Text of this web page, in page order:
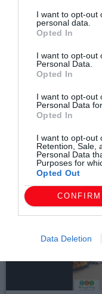
I want to opt-out
personal data.
Opted In
I want to opt-out
Personal Data.
Opted In
I want to opt-out
Personal Data
Opted In
I want to opt-out
Retention, Sale,
Personal Data
Purposes for
Opted Out
CONFIRM
Data Deletion
Σχετικά